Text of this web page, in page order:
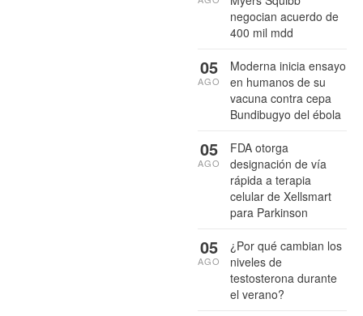
negocian acuerdo de
400 mil mdd
Moderna inicia ensayo
en humanos de su
vacuna contra cepa
Bundibugyo del ébola
05
AGO
FDA otorga
designación de vía
rápida a terapia
celular de Xellsmart
para Parkinson
05
AGO
¿Por qué cambian los
niveles de
testosterona durante
el verano?
05
AGO